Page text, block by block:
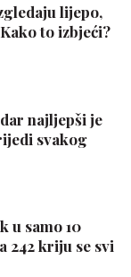
lijepo,
to izbjeći?
najljepši je
svakog
u samo 10
242 kriju se svi